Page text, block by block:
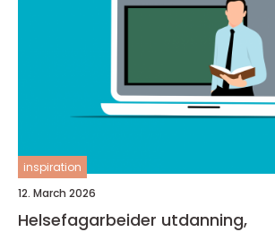
inspiration
12. March 2026
Helsefagarbeider utdanning,